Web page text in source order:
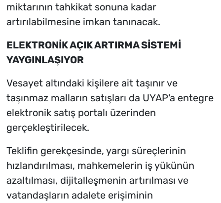
miktarının tahkikat sonuna kadar
artırılabilmesine imkan tanınacak.
ELEKTRONİK AÇIK ARTIRMA SİSTEMİ
YAYGINLAŞIYOR
Vesayet altındaki kişilere ait taşınır ve
taşınmaz malların satışları da UYAP'a entegre
elektronik satış portalı üzerinden
gerçekleştirilecek.
Teklifin gerekçesinde, yargı süreçlerinin
hızlandırılması, mahkemelerin iş yükünün
azaltılması, dijitalleşmenin artırılması ve
vatandaşların adalete erişiminin